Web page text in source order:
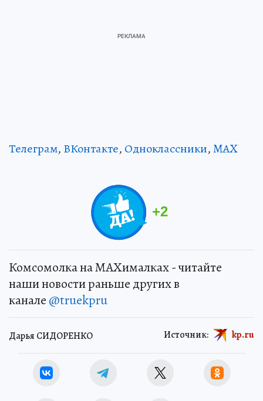
Телеграм, ВКонтакте, Одноклассники,MAX
+2
Комсомолка на MAXималках - читайте
наши новости раньше других в
канале @truekpru
Дарья СИДОРЕНКО Источник: kp.ru